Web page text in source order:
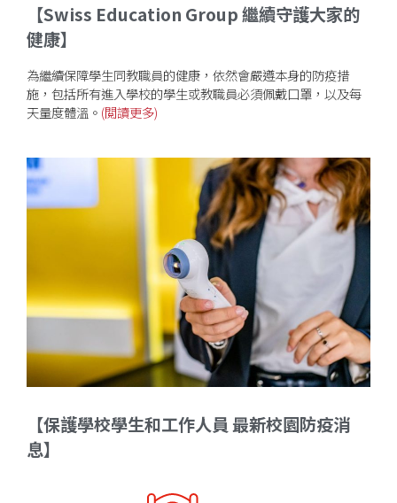
【Swiss Education Group 繼續守護大家的
健康】
為繼續保障學生同教職員的健康，依然會嚴遵本身的防疫措
施，包括所有進入學校的學生或教職員必須佩戴口罩，以及每
天量度體溫。 (閲讀更多)
【保護學校學生和工作人員 最新校園防疫消
息】